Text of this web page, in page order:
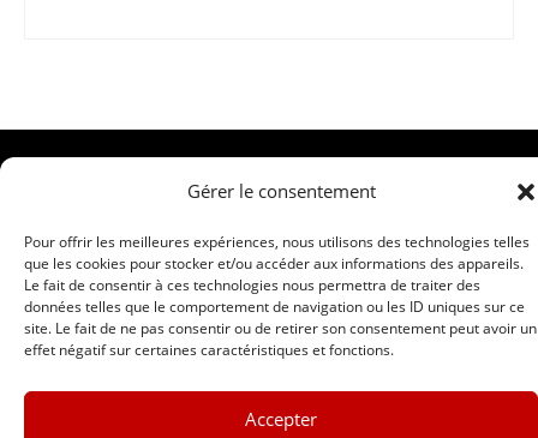
Gérer le consentement
Pour offrir les meilleures expériences, nous utilisons des technologies telles
que les cookies pour stocker et/ou accéder aux informations des appareils.
Le fait de consentir à ces technologies nous permettra de traiter des
données telles que le comportement de navigation ou les ID uniques sur ce
site. Le fait de ne pas consentir ou de retirer son consentement peut avoir un
effet négatif sur certaines caractéristiques et fonctions.
Accepter
Conditions
générales
de vente
Mentions
légales
Contact
des Airs
Sauvages |
Site par
EkO